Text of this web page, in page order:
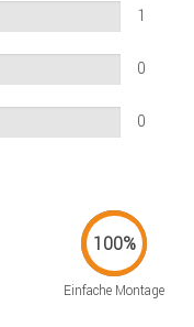
1
0
0
Einfache Montage